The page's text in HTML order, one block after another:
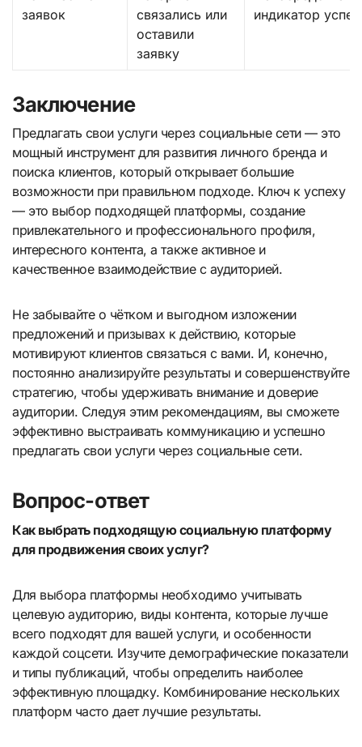
заявок
связались или
оставили
заявку
индикатор
Заключение
Предлагать свои услуги через социальные сети — это
мощный инструмент для развития личного бренда и
поиска клиентов, который открывает большие
возможности при правильном подходе. Ключ к успеху
— это выбор подходящей платформы, создание
привлекательного и профессионального профиля,
интересного контента, а также активное и
качественное взаимодействие с аудиторией.
Не забывайте о чётком и выгодном изложении
предложений и призывах к действию, которые
мотивируют клиентов связаться с вами. И, конечно,
постоянно анализируйте результаты и совершенствуйте
стратегию, чтобы удерживать внимание и доверие
аудитории. Следуя этим рекомендациям, вы сможете
эффективно выстраивать коммуникацию и успешно
предлагать свои услуги через социальные сети.
Вопрос-ответ
Как выбрать подходящую социальную платформу
для продвижения своих услуг?
Для выбора платформы необходимо учитывать
целевую аудиторию, виды контента, которые лучше
всего подходят для вашей услуги, и особенности
каждой соцсети. Изучите демографические показатели
и типы публикаций, чтобы определить наиболее
эффективную площадку. Комбинирование нескольких
платформ часто дает лучшие результаты.